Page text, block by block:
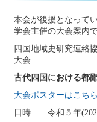
本会が後援となって
学会主催の大会案内で
四国地域史研究連絡
大会
古代四国における都
大会ポスターはこちら
日時 令和５年